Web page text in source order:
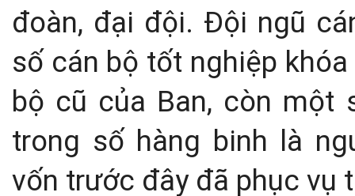
đoàn, đại đội. Đội ngũ
số cán bộ tốt nghiệp
bộ cũ của Ban, còn một
trong số hàng binh là
vốn trước đây đã phục vụ